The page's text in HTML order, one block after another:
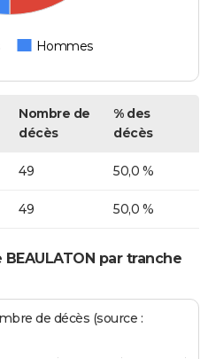
Hommes
Nombre de
décès
% des
décès
49 50,0 %
49 50,0 %
par tranche
de décès (source :